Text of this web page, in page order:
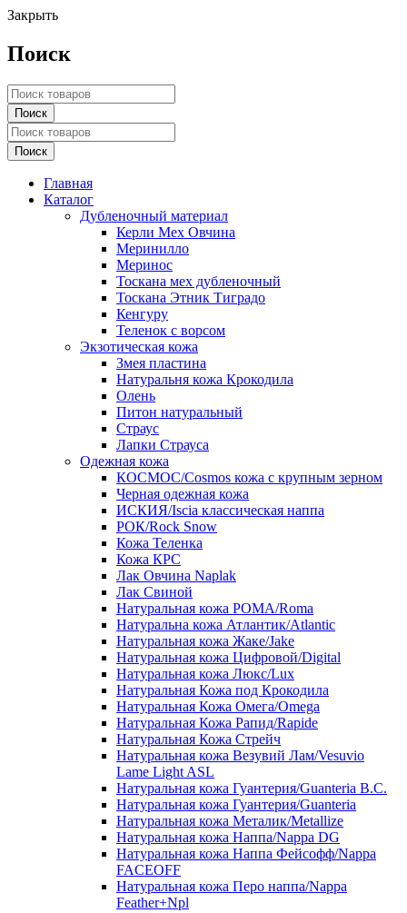
Закрыть
Поиск
Главная
Каталог
Дубленочный материал
Керли Мех Овчина
Меринилло
Меринос
Тоскана мех дубленочный
Тоскана Этник Тиградо
Кенгуру
Теленок с ворсом
Экзотическая кожа
Змея пластина
Натуральня кожа Крокодила
Олень
Питон натуральный
Страус
Лапки Страуса
Одежная кожа
КОСМОС/Cosmos кожа с крупным зерном
Черная одежная кожа
ИСКИЯ/Iscia классическая наппа
РОК/Rock Snow
Кожа Теленка
Кожа КРС
Лак Овчина Naplak
Лак Свиной
Натуральная кожа РОМА/Roma
Натуральна кожа Атлантик/Atlantic
Натуральная кожа Жаке/Jake
Натуральная кожа Цифровой/Digital
Натуральная кожа Люкс/Lux
Натуральная Кожа под Крокодила
Натуральная Кожа Омега/Omega
Натуральная Кожа Рапид/Rapide
Натуральная Кожа Стрейч
Натуральная кожа Везувий Лам/Vesuvio
Lame Light ASL
Натуральная кожа Гуантерия/Guanteria B.C.
Натуральная кожа Гуантерия/Guanteria
Натуральная кожа Металик/Metallize
Натуральная кожа Наппа/Nappa DG
Натуральная кожа Наппа Фейсофф/Nappa
FACEOFF
Натуральная кожа Перо наппа/Nappa
Feather+Npl